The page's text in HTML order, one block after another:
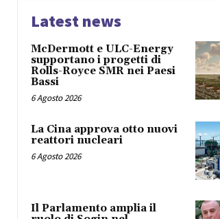
Latest news
McDermott e ULC-Energy
supportano i progetti di
Rolls-Royce SMR nei Paesi
Bassi
6 Agosto 2026
La Cina approva otto nuovi
reattori nucleari
6 Agosto 2026
Il Parlamento amplia il